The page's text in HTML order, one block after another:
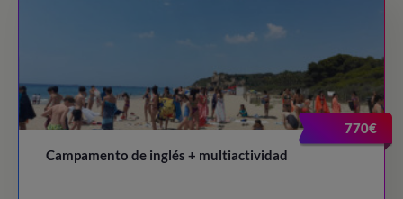
770€
Campamento de inglés + multiactividad